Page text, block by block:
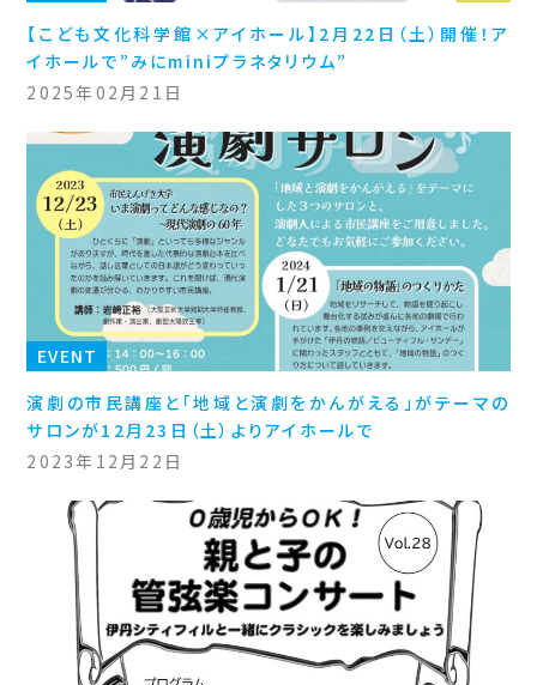
【こども文化科学館×アイホール】2月22日（土）開催！ア
イホールで”みにminiプラネタリウム”
2025年02月21日
EVENT
演劇の市民講座と「地域と演劇をかんがえる」がテーマの
サロンが12月23日（土）よりアイホールで
2023年12月22日